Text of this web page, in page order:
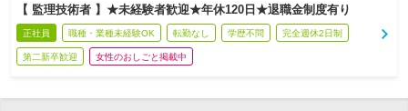
【 監理技術者 】★未経験者歓迎★年休120日★退職金制度有り
正社員 職種・業種未経験OK 転勤なし 学歴不問 完全週休2日制
第二新卒歓迎 女性のおしごと掲載中